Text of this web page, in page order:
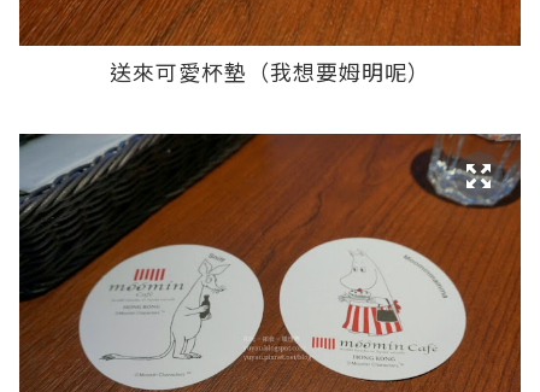
送來可愛杯墊（我想要姆明呢）